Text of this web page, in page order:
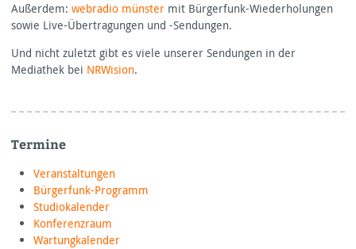
Außerdem: webradio münster mit Bürgerfunk-Wiederholungen
sowie Live-Übertragungen und -Sendungen.
Und nicht zuletzt gibt es viele unserer Sendungen in der
Mediathek bei NRWision.
Termine
Veranstaltungen
Bürgerfunk-Programm
Studiokalender
Konferenzraum
Wartungkalender